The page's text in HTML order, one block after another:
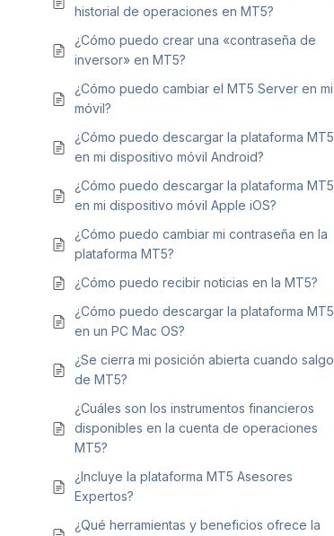
historial de operaciones en MT5?
¿Cómo puedo crear una «contraseña de
inversor» en MT5?
¿Cómo puedo cambiar el MT5 Server en mi
móvil?
¿Cómo puedo descargar la plataforma MT5
en mi dispositivo móvil Android?
¿Cómo puedo descargar la plataforma MT5
en mi dispositivo móvil Apple iOS?
¿Cómo puedo cambiar mi contraseña en la
plataforma MT5?
¿Cómo puedo recibir noticias en la MT5?
¿Cómo puedo descargar la plataforma MT5
en un PC Mac OS?
¿Se cierra mi posición abierta cuando salgo
de MT5?
¿Cuáles son los instrumentos financieros
disponibles en la cuenta de operaciones
MT5?
¿Incluye la plataforma MT5 Asesores
Expertos?
¿Qué herramientas y beneficios ofrece la